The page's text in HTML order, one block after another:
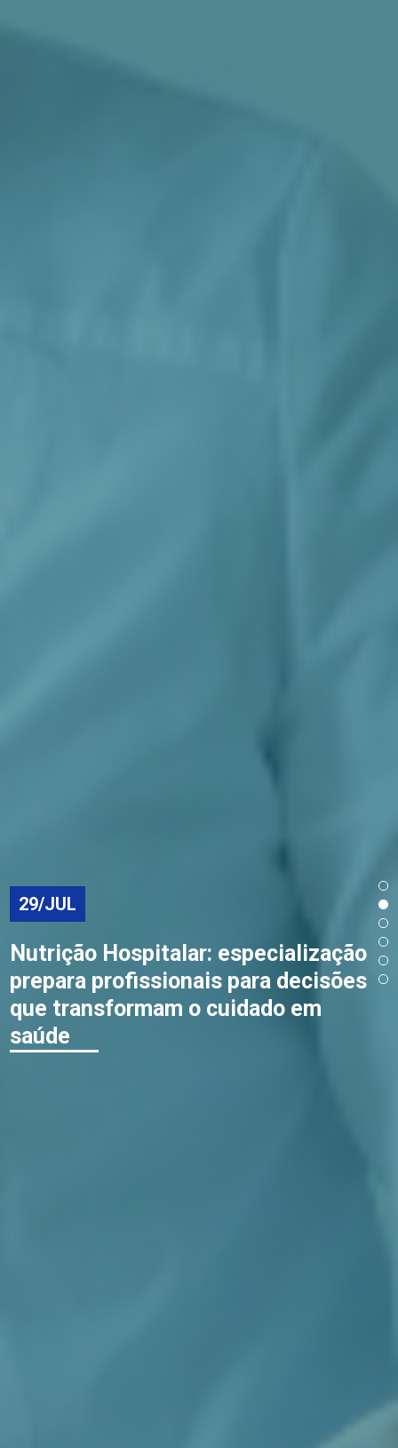
29/JUL
Nutrição Hospitalar: especialização
prepara profissionais para decisões
que transformam o cuidado em
saúde